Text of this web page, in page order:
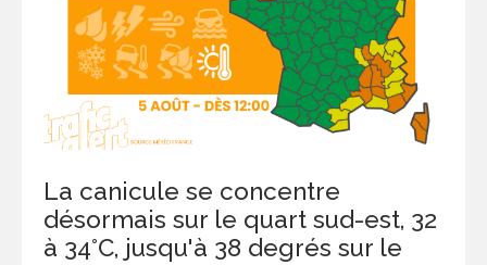
La canicule se concentre
désormais sur le quart sud-est, 32
à 34°C, jusqu'à 38 degrés sur le